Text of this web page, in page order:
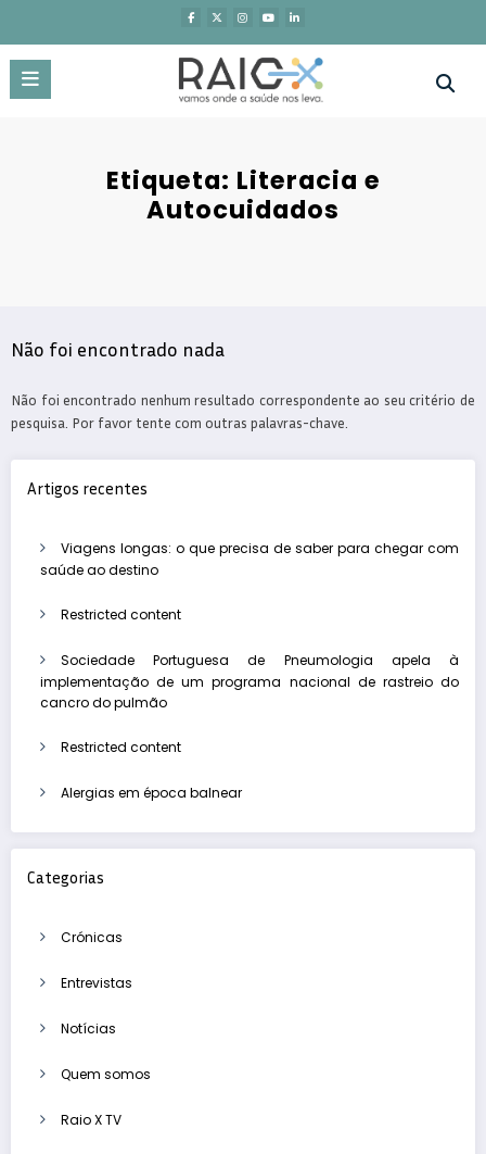
o
conteúdo
Etiqueta: Literacia e
Autocuidados
Não foi encontrado nada
Não foi encontrado nenhum resultado correspondente ao seu critério de
pesquisa. Por favor tente com outras palavras-chave.
Artigos recentes
Viagens longas: o que precisa de saber para chegar com
saúde ao destino
Restricted content
Sociedade Portuguesa de Pneumologia apela à
implementação de um programa nacional de rastreio do
cancro do pulmão
Restricted content
Alergias em época balnear
Categorias
Crónicas
Entrevistas
Notícias
Quem somos
Raio X TV